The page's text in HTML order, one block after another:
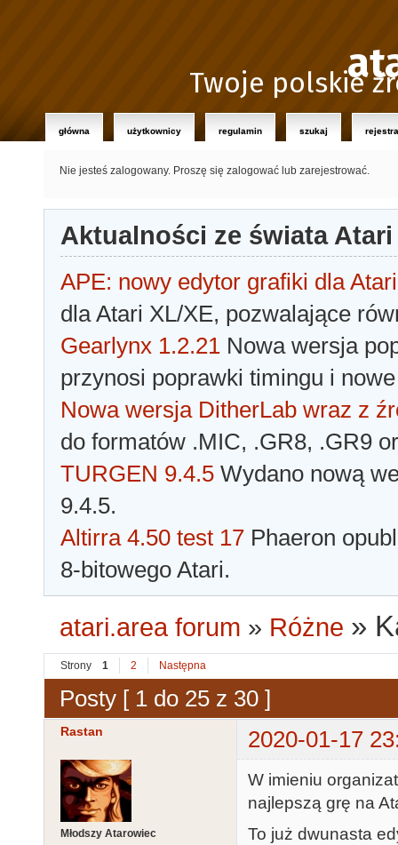
Twoje polskie
główna użytkownicy regulamin szukaj
Nie jesteś zalogowany. Proszę się zalogować lub zarejestrować.
Aktualności ze świata Atari
APE: nowy edytor grafiki dla Atari
dla Atari XL/XE, pozwalające
Gearlynx 1.2.21 Nowa wersja
przynosi poprawki timingu i
Nowa wersja DitherLab wraz z
do formatów .MIC, .GR8, .GR9
TURGEN 9.4.5 Wydano nową
9.4.5.
Altirra 4.50 test 17 Phaeron
8-bitowego Atari.
atari.area forum » Różne »
Strony 1 2 Następna
Posty [ 1 do 25 z 30 ]
Rastan 2020-01-17
Młodszy Atarowiec
W imieniu
najlepszą grę na
To już dwunasta